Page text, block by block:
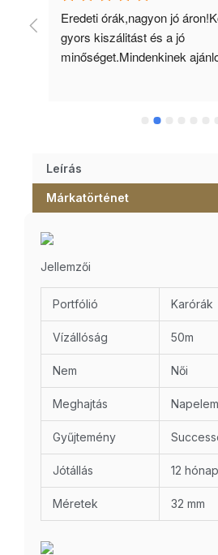
Eredeti órák,nagyon jó
gyors kiszálitást és a jó
minőséget.Mindenkinek
Leírás
Márkatörténet
Jellemzői
Portfólió Karórák
Vízállóság 50m
Nem Női
Meghajtás
Gyűjtemény
Jótállás 12 hónap
Méretek 32 mm